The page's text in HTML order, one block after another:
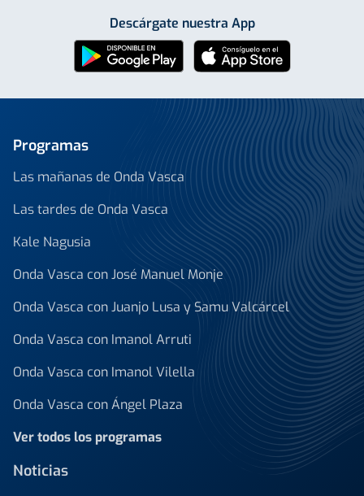
Descárgate nuestra App
Programas
Las mañanas de Onda Vasca
Las tardes de Onda Vasca
Kale Nagusia
Onda Vasca con José Manuel Monje
Onda Vasca con Juanjo Lusa y Samu Valcárcel
Onda Vasca con Imanol Arruti
Onda Vasca con Imanol Vilella
Onda Vasca con Ángel Plaza
Ver todos los programas
Noticias